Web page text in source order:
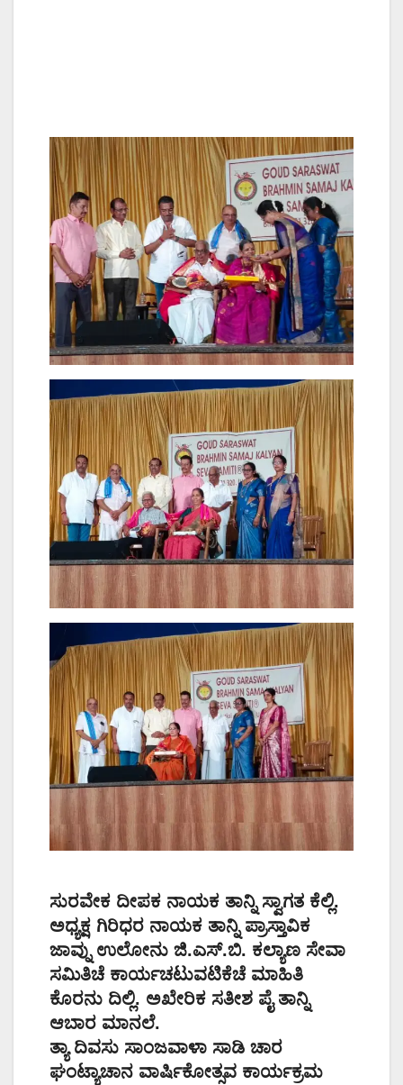
ಸುರವೇಕ ದೀಪಕ ನಾಯಕ ತಾನ್ನಿ ಸ್ವಾಗತ ಕೆಲ್ಲಿ.
ಅಧ್ಯಕ್ಷ ಗಿರಿಧರ ನಾಯಕ ತಾನ್ನಿ ಪ್ರಾಸ್ತಾವಿಕ
ಜಾವ್ನು ಉಲೋನು ಜಿ.ಎಸ್.ಬಿ. ಕಲ್ಯಾಣ ಸೇವಾ
ಸಮಿತಿಚೆ ಕಾರ್ಯಚಟುವಟಿಕೆಚೆ ಮಾಹಿತಿ
ಕೊರನು ದಿಲ್ಲಿ. ಅಖೇರಿಕ ಸತೀಶ ಪೈ ತಾನ್ನಿ
ಆಬಾರ ಮಾನಲೆ.
ತ್ಯಾ ದಿವಸು ಸಾಂಜವಾಳಾ ಸಾಡಿ ಚಾರ
ಘಂಟ್ಯಾಚಾನ ವಾರ್ಷಿಕೋತ್ಸವ ಕಾರ್ಯಕ್ರಮ